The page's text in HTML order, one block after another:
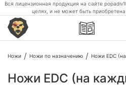
Вся лицензионная продукция на сайте
целях, и не может быть
Ножи Ножи по назначению Ножи EDC
Ножи EDC (на